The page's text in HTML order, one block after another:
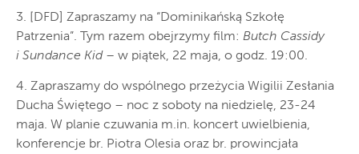
3. [DFD] Zapraszamy na “Dominikańską Szkołę
Patrzenia”. Tym razem obejrzymy film: Butch Cassidy
i Sundance Kid – w piątek, 22 maja, o godz. 19:00.
4. Zapraszamy do wspólnego przeżycia Wigilii Zesłania
Ducha Świętego – noc z soboty na niedzielę, 23-24
maja. W planie czuwania m.in. koncert uwielbienia,
konferencje br. Piotra Olesia oraz br. prowincjała